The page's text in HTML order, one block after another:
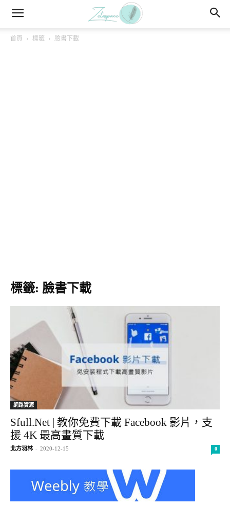
首頁 標籤 臉書下載
標籤: 臉書下載
網路資源
Sfull.Net | 教你免費下載 Facebook 影片，支
援 4K 最高畫質下載
北方羽林 - 2020-12-15 0